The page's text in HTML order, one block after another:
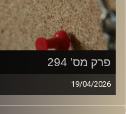
פרק מס' 294
19/04/2026
קלאסיקות רוק עם אורן הוף.